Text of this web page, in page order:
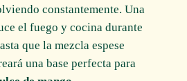
constantemente. Una
el fuego y cocina durante
que la mezcla espese
una base perfecta para